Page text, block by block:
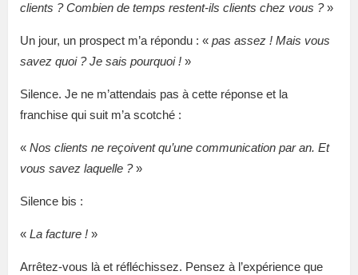
clients ? Combien de temps restent-ils clients chez vous ?»
Un jour, un prospect m’a répondu : « pas assez ! Mais vous
savez quoi ? Je sais pourquoi ! »
Silence. Je ne m’attendais pas à cette réponse et la
franchise qui suit m’a scotché :
« Nos clients ne reçoivent qu’une communication par an. Et
vous savez laquelle ?»
Silence bis :
« La facture ! »
Arrêtez-vous là et réfléchissez. Pensez à l’expérience que